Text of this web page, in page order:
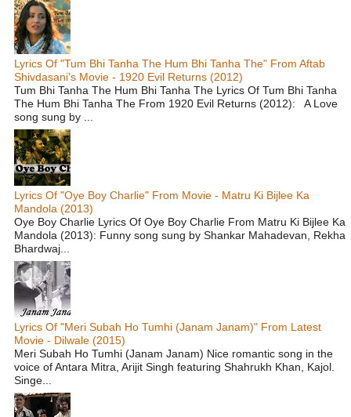
Lyrics Of "Tum Bhi Tanha The Hum Bhi Tanha The" From Aftab
Shivdasani's Movie - 1920 Evil Returns (2012)
Tum Bhi Tanha The Hum Bhi Tanha The Lyrics Of Tum Bhi Tanha
The Hum Bhi Tanha The From 1920 Evil Returns (2012): A Love
song sung by ...
Lyrics Of "Oye Boy Charlie" From Movie - Matru Ki Bijlee Ka
Mandola (2013)
Oye Boy Charlie Lyrics Of Oye Boy Charlie From Matru Ki Bijlee Ka
Mandola (2013): Funny song sung by Shankar Mahadevan, Rekha
Bhardwaj...
Lyrics Of "Meri Subah Ho Tumhi (Janam Janam)" From Latest
Movie - Dilwale (2015)
Meri Subah Ho Tumhi (Janam Janam) Nice romantic song in the
voice of Antara Mitra, Arijit Singh featuring Shahrukh Khan, Kajol.
Singe...